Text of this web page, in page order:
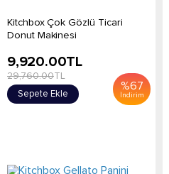
Kitchbox Çok Gözlü Ticari
Donut Makinesi
%67
İndirim
9,920.00TL
29,760.00TL
Sepete Ekle